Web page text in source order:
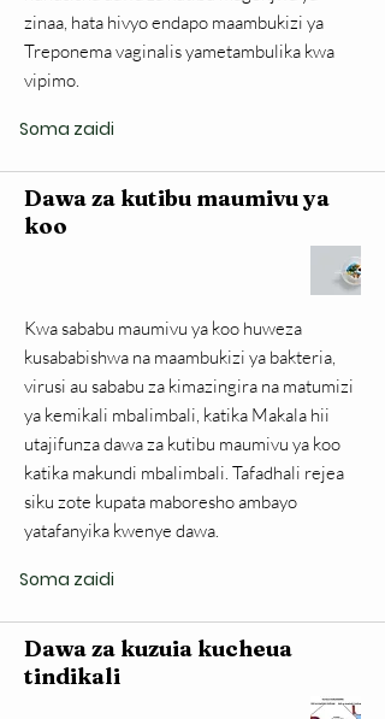
zinaa, hata hivyo endapo maambukizi ya
Treponema vaginalis yametambulika kwa
vipimo.
Soma zaidi
Dawa za kutibu maumivu ya
koo
Kwa sababu maumivu ya koo huweza
kusababishwa na maambukizi ya bakteria,
virusi au sababu za kimazingira na matumizi
ya kemikali mbalimbali, katika Makala hii
utajifunza dawa za kutibu maumivu ya koo
katika makundi mbalimbali. Tafadhali rejea
siku zote kupata maboresho ambayo
yatafanyika kwenye dawa.
Soma zaidi
Dawa za kuzuia kucheua
tindikali